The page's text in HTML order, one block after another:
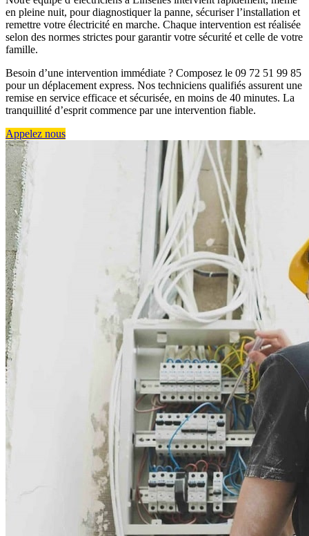
en pleine nuit, pour diagnostiquer la panne, sécuriser l’installation et
remettre votre électricité en marche. Chaque intervention est réalisée
selon des normes strictes pour garantir votre sécurité et celle de votre
famille.
Besoin d’une intervention immédiate ? Composez le 09 72 51 99 85
pour un déplacement express. Nos techniciens qualifiés assurent une
remise en service efficace et sécurisée, en moins de 40 minutes. La
tranquillité d’esprit commence par une intervention fiable.
Appelez nous